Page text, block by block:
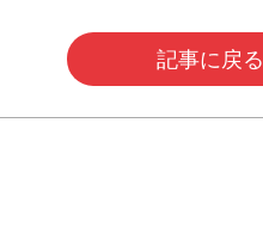
記事に戻る